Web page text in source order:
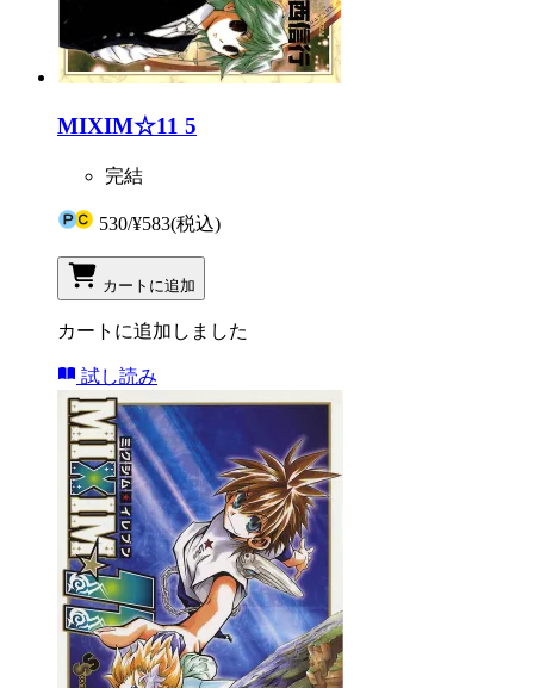
MIXIM☆11 5
完結
530/¥583(税込)
カートに追加
カートに追加しました
試し読み